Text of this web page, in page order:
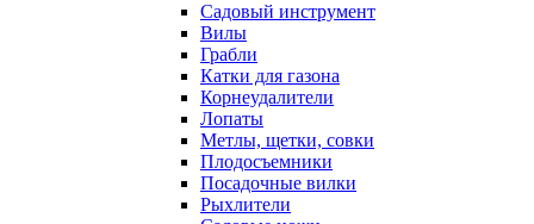
Садовый инструмент
Вилы
Грабли
Катки для газона
Корнеудалители
Лопаты
Метлы, щетки, совки
Плодосъемники
Посадочные вилки
Рыхлители